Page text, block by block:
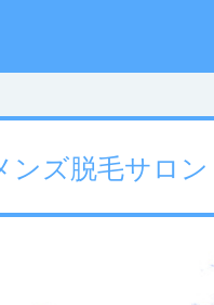
ンズ脱毛サロ